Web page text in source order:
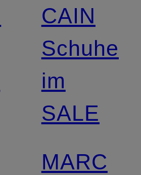
CAIN
Schuhe
im
SALE
MARC